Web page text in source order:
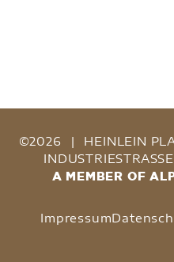
©2026 | HEINLEIN
A MEMBER OF
Impressum